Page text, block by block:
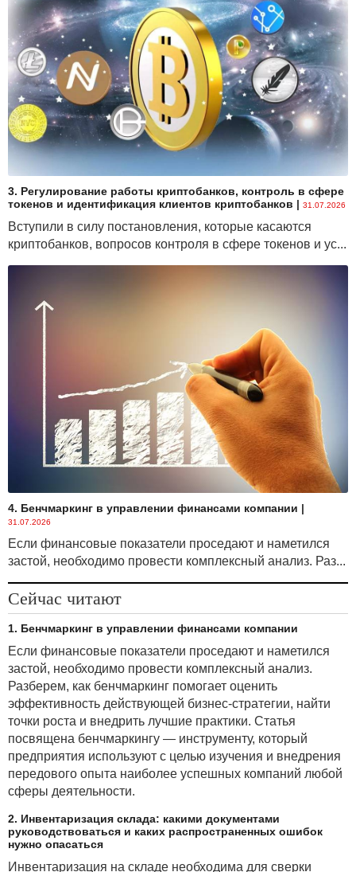
3. Регулирование работы криптобанков, контроль в сфере
токенов и идентификация клиентов криптобанков | 31.07.2026
Вступили в силу постановления, которые касаются
криптобанков, вопросов контроля в сфере токенов и ус...
4. Бенчмаркинг в управлении финансами компании |
31.07.2026
Если финансовые показатели проседают и наметился
застой, необходимо провести комплексный анализ. Раз...
Сейчас читают
1. Бенчмаркинг в управлении финансами компании
Если финансовые показатели проседают и наметился
застой, необходимо провести комплексный анализ.
Разберем, как бенчмаркинг помогает оценить
эффективность действующей бизнес-стратегии, найти
точки роста и внедрить лучшие практики. Статья
посвящена бенчмаркингу — инструменту, который
предприятия используют с целью изучения и внедрения
передового опыта наиболее успешных компаний любой
сферы деятельности.
2. Инвентаризация склада: какими документами
руководствоваться и каких распространенных ошибок
нужно опасаться
Инвентаризация на складе необходима для сверки